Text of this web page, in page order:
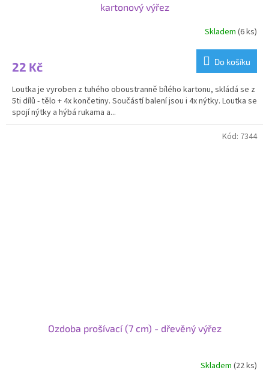
kartonový výřez
je
z
5
hvězdiček.
Skladem(6 ks)
22 Kč Do košíku
Loutka je vyroben z tuhého oboustranně bílého kartonu, skládá se z
5ti dílů - tělo + 4x končetiny. Součástí balení jsou i 4x nýtky. Loutka se
spojí nýtky a hýbá rukama a...
Ozdoba prošívací (7 cm) - dřevěný výřez
Skladem (22 ks)
Kód: 7344